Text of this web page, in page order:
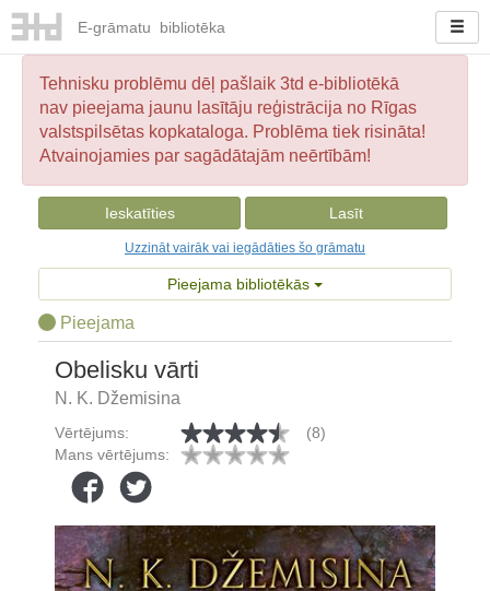
E-grāmatu bibliotēka
Tehnisku problēmu dēļ pašlaik 3td e-bibliotēkā
nav pieejama jaunu lasītāju reģistrācija no Rīgas
valstspilsētas kopkataloga. Problēma tiek risināta!
Atvainojamies par sagādātajām neērtībām!
Ieskatīties Lasīt
Uzzināt vairāk vai iegādāties šo grāmatu
Pieejama bibliotēkās
Pieejama
Obelisku vārti
N. K. Džemisina
Vērtējums:
(8)
Mans vērtējums: